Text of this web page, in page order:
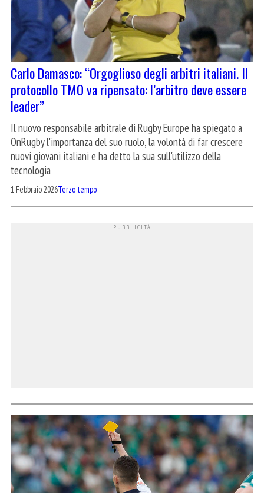
Carlo Damasco: “Orgoglioso degli arbitri italiani. Il
protocollo TMO va ripensato: l’arbitro deve essere
leader”
Il nuovo responsabile arbitrale di Rugby Europe ha spiegato a
OnRugby l'importanza del suo ruolo, la volontà di far crescere
nuovi giovani italiani e ha detto la sua sull'utilizzo della
tecnologia
1 Febbraio 2026Terzo tempo